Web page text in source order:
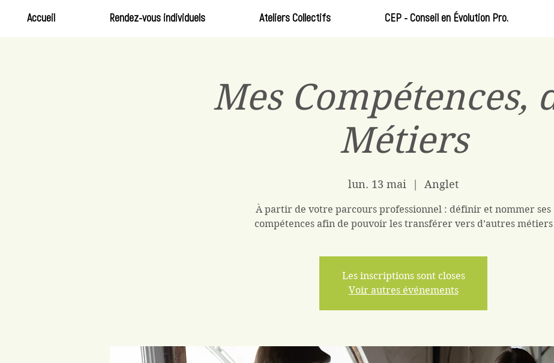
Accueil Rendez-vous individuels Ateliers Collectifs CEP - Conseil en Évolution Pro.
Mes Compétences,
Métiers
lun. 13 mai Anglet
À partir de votre parcours professionnel : définir et nommer ses
compétences afin de pouvoir les transférer vers d’autres métiers
Les inscriptions sont closes
Voir autres événements